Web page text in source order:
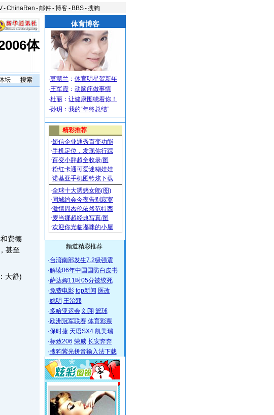
-ChinaRen -邮件-博客- BBS-搜狗
体
费德
甚至
大舒)
体育博客
·莫慧兰 ： 体育明星贺新年
·王军霞 ： 动脑筋做事情
·杜丽 ： 让健康围绕着你！
·孙玥 ： 我的“年终总结”
频道精彩推荐
·台湾南部发生7.2级强震
·解读06年中国国防白皮书
·萨达姆11时05分被绞死
·免费电影 top新闻 医改
·姚明 王治郅
·多哈亚运会 刘翔 篮球
·欧洲冠军联赛 体育彩票
·保时捷 天语SX4 凯美瑞
·标致206 荣威 长安奔奔
·搜狗紫光拼音输入法下载